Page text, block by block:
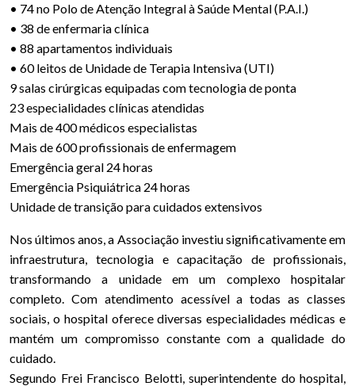
• 74 no Polo de Atenção Integral à Saúde Mental (P.A.I.)
• 38 de enfermaria clínica
• 88 apartamentos individuais
• 60 leitos de Unidade de Terapia Intensiva (UTI)
9 salas cirúrgicas equipadas com tecnologia de ponta
23 especialidades clínicas atendidas
Mais de 400 médicos especialistas
Mais de 600 profissionais de enfermagem
Emergência geral 24 horas
Emergência Psiquiátrica 24 horas
Unidade de transição para cuidados extensivos
Nos últimos anos, a Associação investiu significativamente em
infraestrutura, tecnologia e capacitação de profissionais,
transformando a unidade em um complexo hospitalar
completo. Com atendimento acessível a todas as classes
sociais, o hospital oferece diversas especialidades médicas e
mantém um compromisso constante com a qualidade do
cuidado.
Segundo Frei Francisco Belotti, superintendente do hospital,